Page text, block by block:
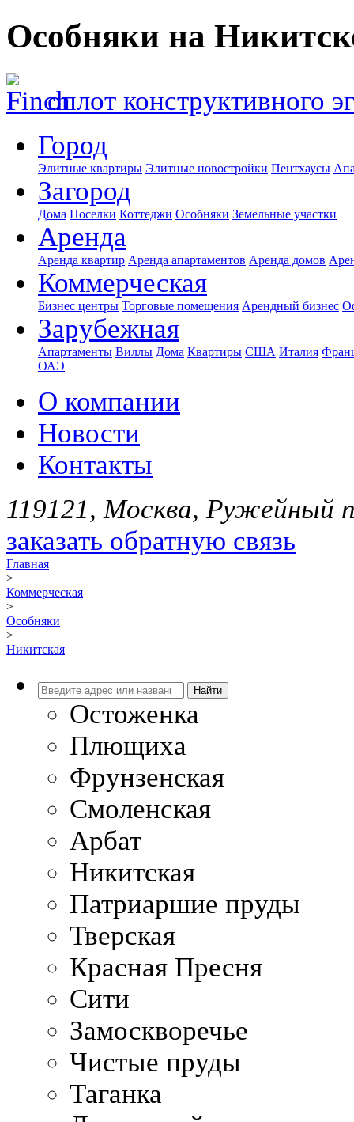
Особняки на
оплот конструктивного
Город
Элитные квартиры Элитные новостройки Пентхаусы
Загород
Дома Поселки Коттеджи Особняки Земельные участки
Аренда
Аренда квартир Аренда апартаментов Аренда домов
Коммерческая
Бизнес центры Торговые помещения Арендный бизнес
Зарубежная
Апартаменты Виллы Дома Квартиры США Италия
ОАЭ
О компании
Новости
Контакты
119121, Москва, Ружейный
заказать обратную связь
Главная
>
Коммерческая
>
Особняки
>
Никитская
Остоженка
Плющиха
Фрунзенская
Смоленская
Арбат
Никитская
Патриаршие пруды
Тверская
Красная Пресня
Сити
Замоскворечье
Чистые пруды
Таганка